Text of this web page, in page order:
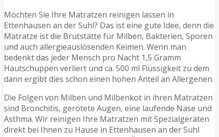
Möchten Sie Ihre Matratzen reinigen lassen in
Ettenhausen an der Suhl? Das ist eine gute Idee, denn die
Matratze ist die Brutstätte für Milben, Bakterien, Sporen
und auch allergieauslösenden Keimen. Wenn man
bedenkt das jeder Mensch pro Nacht 1,5 Gramm
Hautschuppen verliert und ca. 500 ml Flüssigkeit zu dem
dann ergibt dies schon einen hohen Anteil an Allergenen.
Die Folgen von Milben und Milbenkot in ihren Matratzen
sind Bronchitis, gerötete Augen, eine laufende Nase und
Asthma. Wir reinigen Ihre Matratzen mit Spezialgeräten
direkt bei Ihnen zu Hause in Ettenhausen an der Suhl